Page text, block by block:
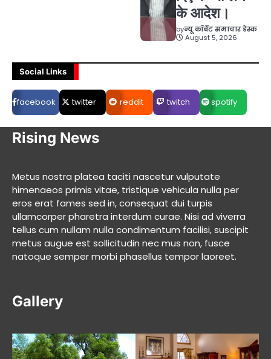
के आदेश।
byन्यू कॉर्बेट समाचार डेस्क
August 5, 2026
Social Links
facebook twitter reddit twitch spotify
Rising News
Metus nostra platea taciti nascetur vulputate
himenaeos primis vitae, tristique vehicula nulla per
eros erat fames sed in, consequat dui turpis
ullamcorper pharetra interdum curae. Nisi ad viverra
tellus cum nullam nulla condimentum facilisi, suscipit
metus augue est sollicitudin nec mus non, fusce
natoque semper morbi phasellus tempor laoreet.
Gallery